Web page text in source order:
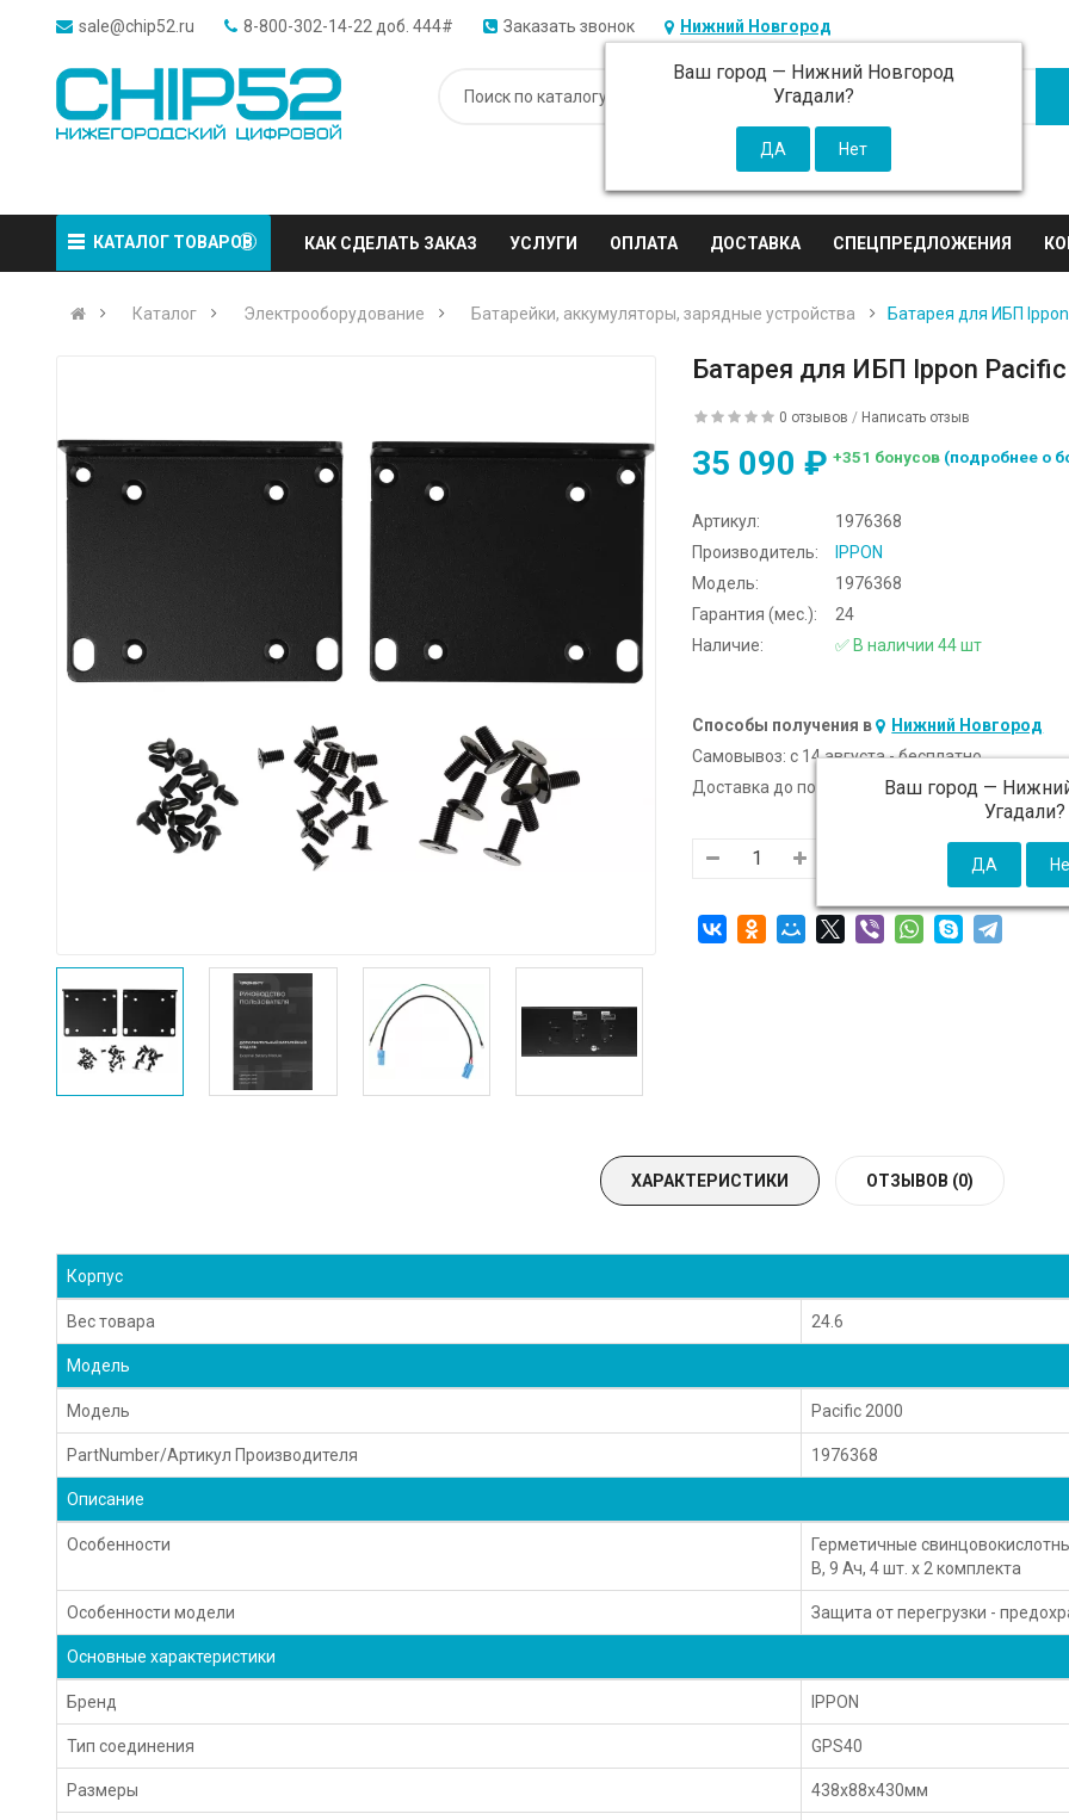
sale@chip52.ru 8-800-302-14-22 доб. 444# Заказать звонок Нижний Новгород
Ваш город — Нижний Новгород
Угадали?
КАТАЛОГ ТОВАРОВ КАК СДЕЛАТЬ ЗАКАЗ УСЛУГИ ОПЛАТА ДОСТАВКА СПЕЦПРЕДЛОЖЕНИЯ
Каталог Электрооборудование Батарейки, аккумуляторы, зарядные устройства Батарея для ИБП
Батарея для ИБП Ippon
0 отзывов / Написать отзыв
35 090 ₽ +351 бонусов (подробнее о
Артикул:
1976368
Производитель:
IPPON
Модель:
1976368
Гарантия (мес.):
24
Наличие:
✅ В наличии 44 шт
Способы получения в Нижний Новгород
Ваш город —
Угадали?
Самовывоз: c 14 августа - бесплатно
Доставка до подъезда:
c 14 августа - 300 ₽ (от
ХАРАКТЕРИСТИКИ ОТЗЫВОВ (0)
Корпус
Вес товара 24.6
Модель
Модель Pacific 2000
PartNumber/Артикул Производителя 1976368
Описание
Особенности
Герметичные
В, 9 Ач, 4 шт. x 2 комплекта
Особенности модели Защита от перегрузки -
Основные характеристики
Бренд IPPON
Тип соединения GPS40
Размеры 438x88x430мм